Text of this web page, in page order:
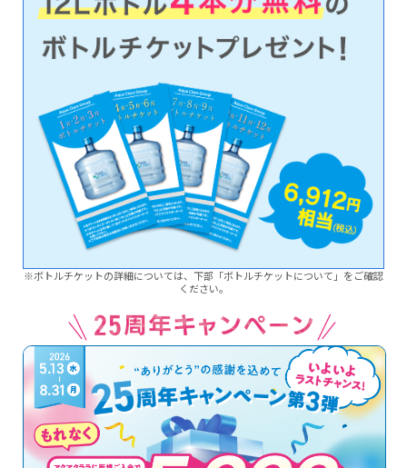
※ボトルチケットの詳細については、下部「ボトルチケットについて」をご確認
ください。